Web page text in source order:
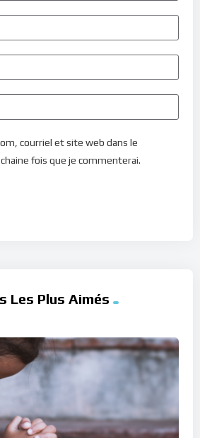
courriel et site web dans le
fois que je commenterai.
Les Plus Aimés